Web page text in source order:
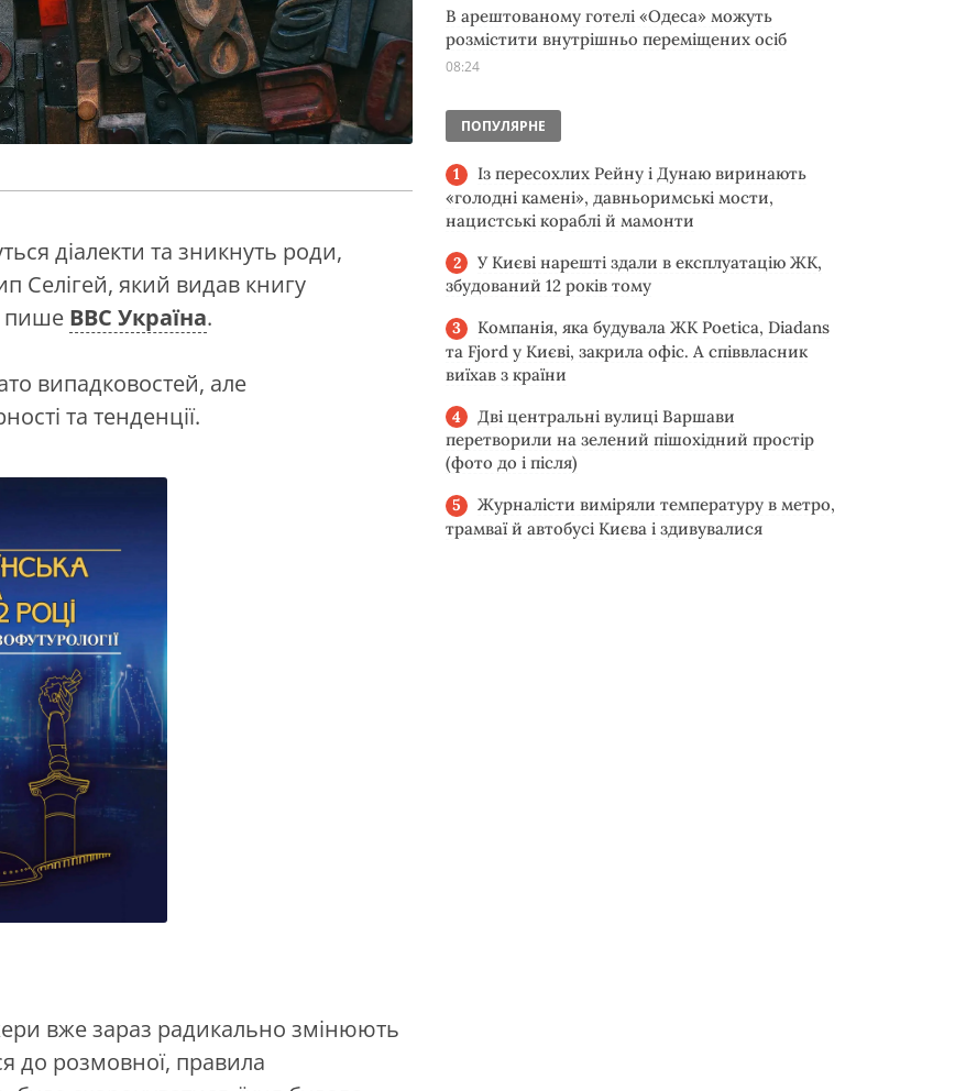
діалекти та зникнуть роди,
Селігей, який видав книгу
пише BBC Україна.
випадковостей, але
та тенденції.
вже зараз радикально змінюють
до розмовної, правила
В арештованому готелі «Одеса» можуть
розмістити внутрішньо переміщених осіб
08:24
ПОПУЛЯРНЕ
Із пересохлих Рейну і Дунаю виринають
«голодні камені», давньоримські мости,
нацистські кораблі й мамонти
У Києві нарешті здали в експлуатацію ЖК,
збудований 12 років тому
Компанія, яка будувала ЖК Poetica, Diadans
та Fjord у Києві, закрила офіс. А співвласник
виїхав з країни
Дві центральні вулиці Варшави
перетворили на зелений пішохідний простір
(фото до і після)
Журналісти виміряли температуру в метро,
трамваї й автобусі Києва і здивувалися